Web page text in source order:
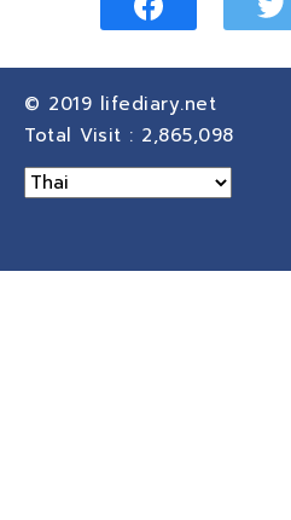
© 2019 lifediary.net
Total Visit : 2,865,098